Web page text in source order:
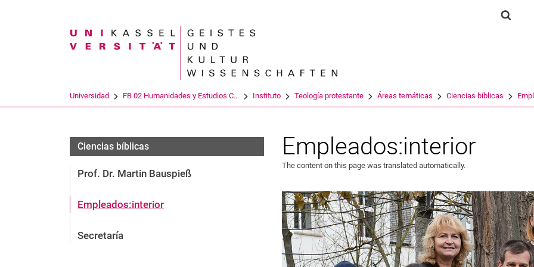
Jump directly to: content
Jump directly to: search
Jump directly to: main
Search term
Universidad FB 02 Humanidades y Estudios C... Instituto Teología protestante Áreas temáticas Ciencias bíblicas
Ciencias bíblicas
Prof. Dr. Martin Bauspieß
Empleados:interior
Secretaría
Empleados:interior
The content on this page was translated automatically.